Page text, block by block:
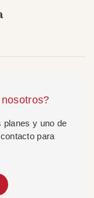
planes y uno de
para